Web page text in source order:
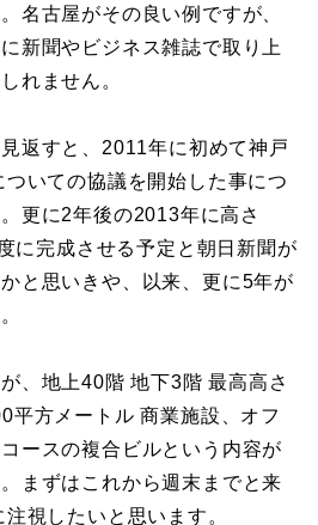
名古屋がその良い例ですが、
新聞やビジネス雑誌で取り上
れません。
返すと、2011年に初めて神戸
いての協議を開始した事につ
更に2年後の2013年に高さ
に完成させる予定と朝日新聞が
と思いきや、以来、更に5年が
、地上40階 地下3階 最高高さ
平方メートル 商業施設、オフ
ースの複合ビルという内容が
まずはこれから週末までと来
視したいと思います。